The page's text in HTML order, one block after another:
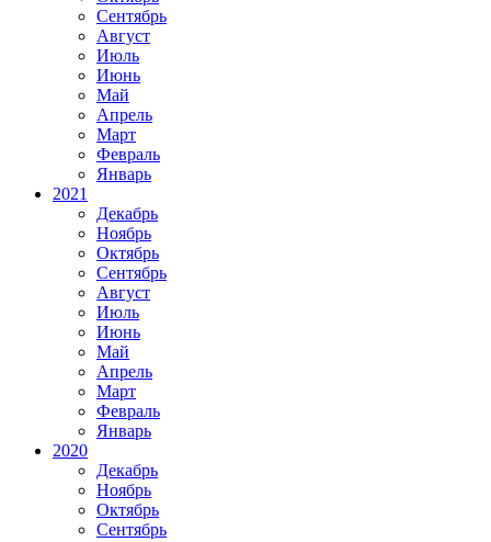
Сентябрь
Август
Июль
Июнь
Май
Апрель
Март
Февраль
Январь
2021
Декабрь
Ноябрь
Октябрь
Сентябрь
Август
Июль
Июнь
Май
Апрель
Март
Февраль
Январь
2020
Декабрь
Ноябрь
Октябрь
Сентябрь